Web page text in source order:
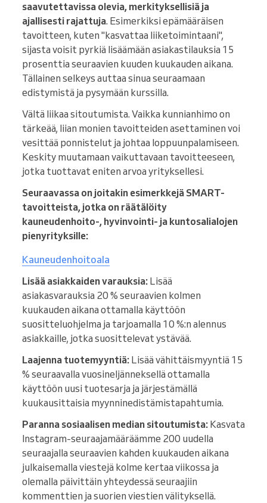
saavutettavissa olevia, merkityksellisiä ja
ajallisesti rajattuja. Esimerkiksi epämääräisen
tavoitteen, kuten "kasvattaa liiketoimintaani",
sijasta voisit pyrkiä lisäämään asiakastilauksia 15
prosenttia seuraavien kuuden kuukauden aikana.
Tällainen selkeys auttaa sinua seuraamaan
edistymistä ja pysymään kurssilla.
Vältä liikaa sitoutumista. Vaikka kunnianhimo on
tärkeää, liian monien tavoitteiden asettaminen voi
vesittää ponnistelut ja johtaa loppuunpalamiseen.
Keskity muutamaan vaikuttavaan tavoitteeseen,
jotka tuottavat eniten arvoa yrityksellesi.
Seuraavassa on joitakin esimerkkejä SMART-
tavoitteista, jotka on räätälöity
kauneudenhoito-, hyvinvointi- ja kuntosalialojen
pienyrityksille:
Kauneudenhoitoala
Lisää asiakkaiden varauksia: Lisää
asiakasvarauksia 20 % seuraavien kolmen
kuukauden aikana ottamalla käyttöön
suositteluohjelma ja tarjoamalla 10 %:n alennus
asiakkaille, jotka suosittelevat ystävää.
Laajenna tuotemyyntiä: Lisää vähittäismyyntiä 15
% seuraavalla vuosineljänneksellä ottamalla
käyttöön uusi tuotesarja ja järjestämällä
kuukausittaisia myynninedistämistapahtumia.
Paranna sosiaalisen median sitoutumista: Kasvata
Instagram-seuraajamääräämme 200 uudella
seuraajalla seuraavien kahden kuukauden aikana
julkaisemalla viestejä kolme kertaa viikossa ja
olemalla päivittäin yhteydessä seuraajiin
kommenttien ja suorien viestien välityksellä.